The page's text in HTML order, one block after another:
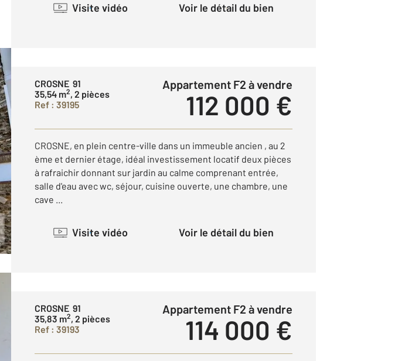
Visite vidéo Voir le détail du bien
CROSNE 91
35,54 m2, 2 pièces
Ref : 39195
Appartement F2 à vendre
112 000 €
CROSNE, en plein centre-ville dans un immeuble ancien , au 2
ème et dernier étage, idéal investissement locatif deux pièces
à rafraichir donnant sur jardin au calme comprenant entrée,
salle d'eau avec wc, séjour, cuisine ouverte, une chambre, une
cave ...
Visite vidéo Voir le détail du bien
CROSNE 91
35,83 m2, 2 pièces
Ref : 39193
Appartement F2 à vendre
114 000 €